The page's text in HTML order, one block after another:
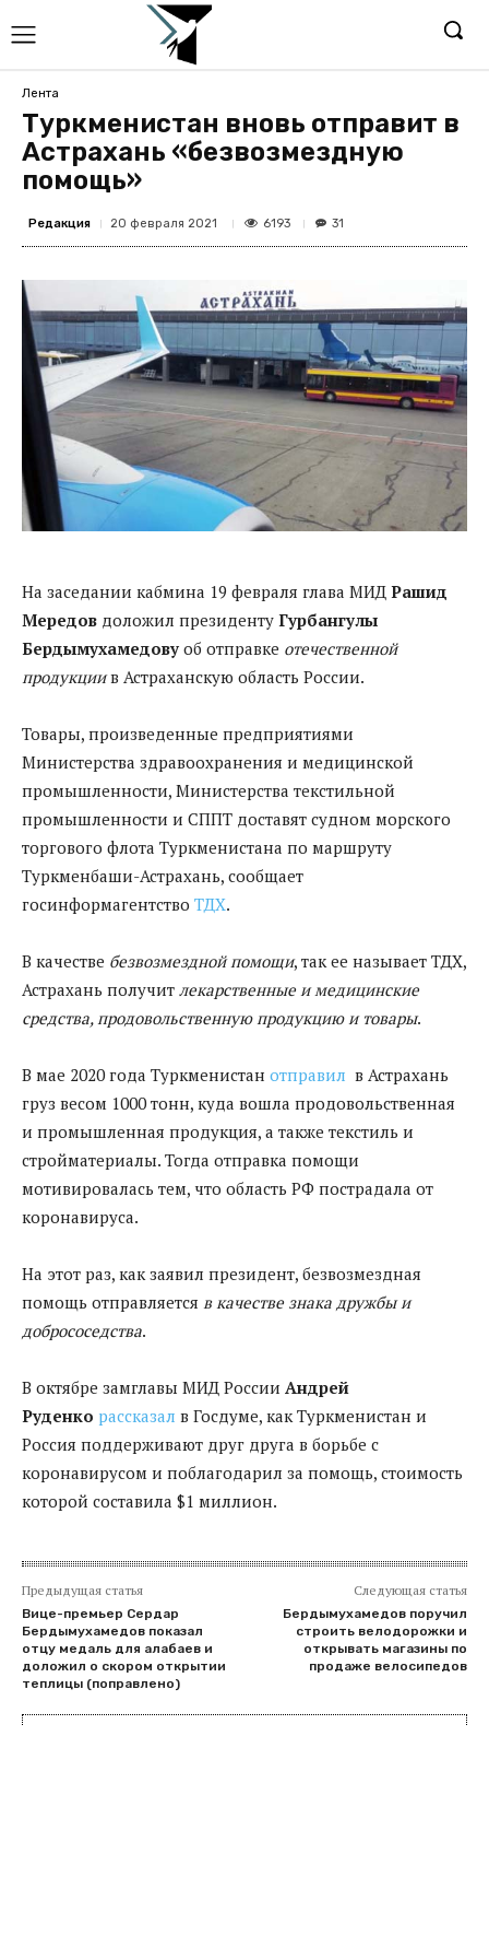
Лента
Туркменистан вновь отправит в
Астрахань «безвозмездную
помощь»
Редакция 20 февраля 2021 6193 31
На заседании кабмина 19 февраля глава МИД Рашид
Мередов доложил президенту Гурбангулы
Бердымухамедову об отправке отечественной
продукциив Астраханскую область России.
Товары, произведенные предприятиями
Министерства здравоохранения и медицинской
промышленности, Министерства текстильной
промышленности и СППТ доставят судном морского
торгового флота Туркменистана по маршруту
Туркменбаши-Астрахань, сообщает
госинформагентство ТДХ.
В качестве безвозмездной помощи, так ее называет ТДХ,
Астрахань получит лекарственные и медицинские
средства, продовольственную продукцию и товары.
В мае 2020 года Туркменистан отправил в Астрахань
груз весом 1000 тонн, куда вошла продовольственная
и промышленная продукция, а также текстиль и
стройматериалы. Тогда отправка помощи
мотивировалась тем, что область РФ пострадала от
коронавируса.
На этот раз, как заявил президент, безвозмездная
помощь отправляется в качестве знака дружбы и
добрососедства.
В октябре замглавы МИД России Андрей
Руденко рассказал в Госдуме, как Туркменистан и
Россия поддерживают друг друга в борьбе с
коронавирусом и поблагодарил за помощь, стоимость
которой составила $1 миллион.
Предыдущая статья
Вице-премьер Сердар
Бердымухамедов показал
отцу медаль для алабаев и
доложил о скором открытии
теплицы (поправлено)
Следующая статья
Бердымухамедов поручил
строить велодорожки и
открывать магазины по
продаже велосипедов